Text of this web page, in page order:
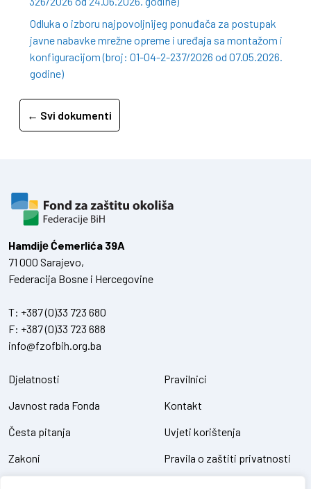
Odluka o izboru najpovoljnijeg ponuđača za postupak
javne nabavke mrežne opreme i uređaja sa montažom i
konfiguracijom (broj: 01-04-2-237/2026 od 07.05.2026.
godine)
← Svi dokumenti
Hamdiје Ćemerlića 39A
71 000 Sarajevo,
Federacija Bosne i Hercegovine
T: +387 (0)33 723 680
F: +387 (0)33 723 688
info@fzofbih.org.ba
Djelatnosti
Javnost rada Fonda
Česta pitanja
Zakoni
Pravilnici
Kontakt
Uvjeti korištenja
Pravila o zaštiti privatnosti